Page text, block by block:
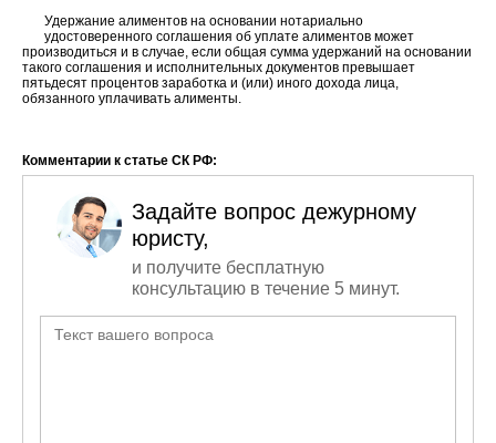
Удержание алиментов на основании нотариально
удостоверенного соглашения об уплате алиментов может
производиться и в случае, если общая сумма удержаний на основании
такого соглашения и исполнительных документов превышает
пятьдесят процентов заработка и (или) иного дохода лица,
обязанного уплачивать алименты.
Комментарии к статье СК РФ:
Задайте вопрос дежурному
юристу,
и получите бесплатную
консультацию в течение 5 минут.